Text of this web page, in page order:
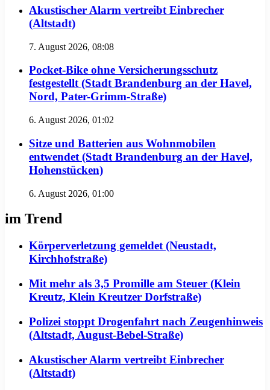
Akustischer Alarm vertreibt Einbrecher
(Altstadt)
7. August 2026, 08:08
Pocket-Bike ohne Versicherungsschutz
festgestellt (Stadt Brandenburg an der Havel,
Nord, Pater-Grimm-Straße)
6. August 2026, 01:02
Sitze und Batterien aus Wohnmobilen
entwendet (Stadt Brandenburg an der Havel,
Hohenstücken)
6. August 2026, 01:00
im Trend
Körperverletzung gemeldet (Neustadt,
Kirchhofstraße)
Mit mehr als 3,5 Promille am Steuer (Klein
Kreutz, Klein Kreutzer Dorfstraße)
Polizei stoppt Drogenfahrt nach Zeugenhinweis
(Altstadt, August-Bebel-Straße)
Akustischer Alarm vertreibt Einbrecher
(Altstadt)